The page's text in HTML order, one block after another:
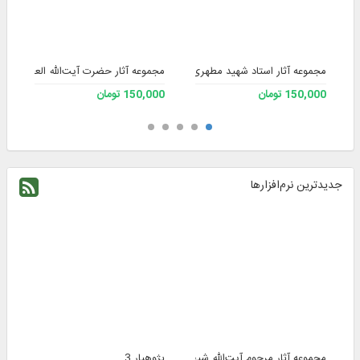
مجموعه آثار استاد شهید مطهری - نسخه 3
150,000 تومان
مجموعه آثار حضرت آیت‌الله العظمی
150,000 تومان
جدیدترین نرم‌افزارها